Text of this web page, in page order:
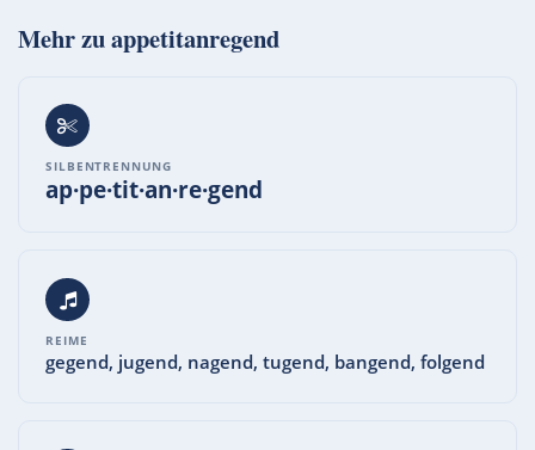
Mehr zuappetitanregend
SILBENTRENNUNG
ap·pe·tit·an·re·gend
REIME
gegend, jugend, nagend, tugend, bangend, folgend